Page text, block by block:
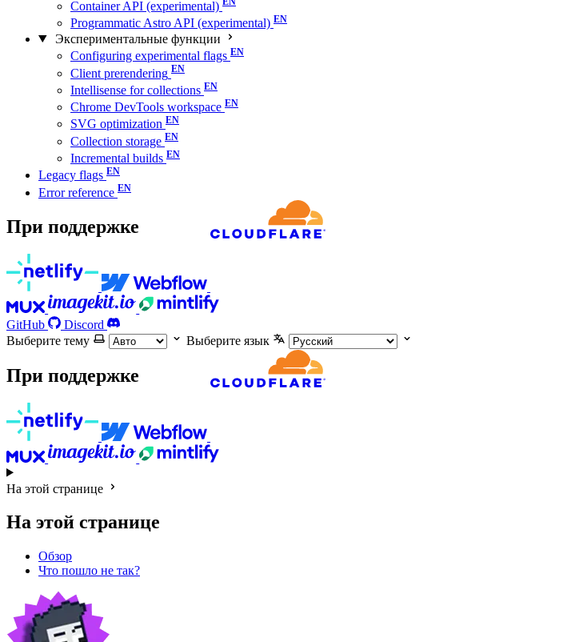
Container API (experimental)
Programmatic Astro API (experimental)
Экспериментальные функции
Configuring experimental flags
Client prerendering
Intellisense for collections
Chrome DevTools workspace
SVG optimization
Collection storage
Incremental builds
Legacy flags
Error reference
При поддержке
GitHub
Discord
Выберите тему
Выберите язык
При поддержке
На этой странице
На этой странице
Обзор
Что пошло не так?